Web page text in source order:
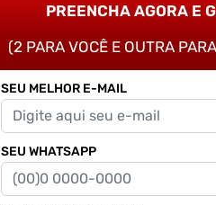
PREENCHA AGORA E
(2 PARA VOCÊ E OUTRA
SEU MELHOR E-MAIL
SEU WHATSAPP